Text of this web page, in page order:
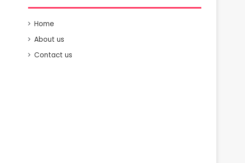
Home
About us
Contact us